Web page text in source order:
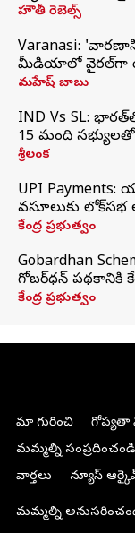
హౌతీ రెబెల్స్
Varanasi:
మీడియాలో వైరల్‌గా
మహేష్ బాబు
IND Vs SL:
15 మంది సభ్యులతో
శ్రీలంక
UPI Payments:
వసూలుకు
కేంద్ర ప్రభుత్వం
Gobardhan
గోబర్‌ధన్ పథకానికి
కేంద్ర ప్రభుత్వం
మా గురించి గోప్యతా
మమ్మల్ని సంప్రదించండి
వార్తలు
న్యూస్
మమ్మల్ని